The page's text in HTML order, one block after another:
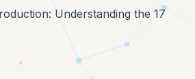
Understanding the 17